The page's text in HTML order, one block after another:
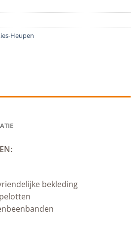
Heupen
bekleding